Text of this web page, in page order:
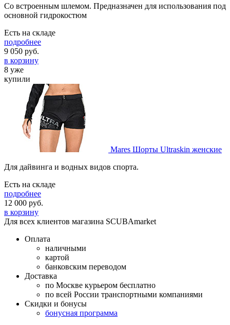
Со встроенным шлемом. Предназначен для использования под
основной гидрокостюм
Есть на складе
подробнее
9 050 руб.
в корзину
8 уже
купили
Mares Шорты Ultraskin женские
Для дайвинга и водных видов спорта.
Есть на складе
подробнее
12 000 руб.
в корзину
Для всех клиентов магазина SCUBAmarket
Оплата
наличными
картой
банковским переводом
Доставка
по Москве курьером бесплатно
по всей России транспортными компаниями
Скидки и бонусы
бонусная программа